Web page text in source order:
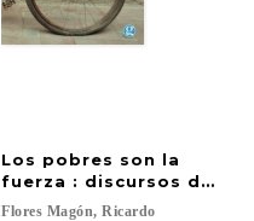
Los pobres son la
fuerza : discursos de
Flores Magón, Ricardo